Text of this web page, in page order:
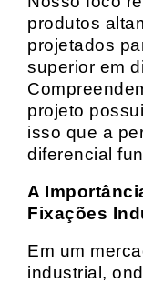
produtos
projetados
superior em
projeto
isso que a
diferencial
A
Fixações
Em um
industrial,